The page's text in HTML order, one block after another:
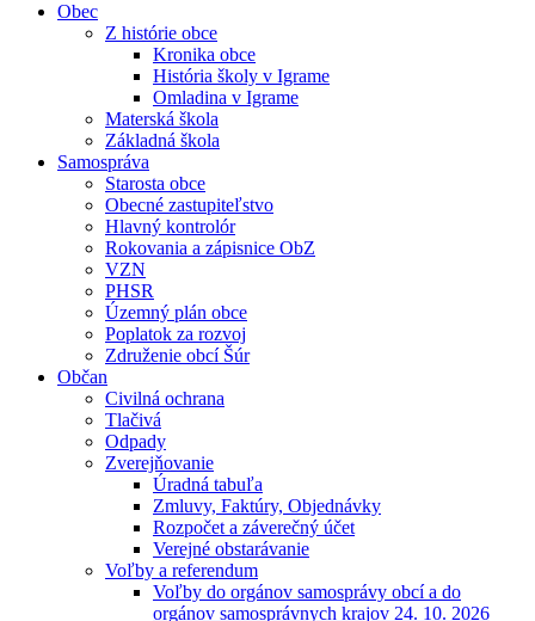
Obec
Z histórie obce
Kronika obce
História školy v Igrame
Omladina v Igrame
Materská škola
Základná škola
Samospráva
Starosta obce
Obecné zastupiteľstvo
Hlavný kontrolór
Rokovania a zápisnice ObZ
VZN
PHSR
Územný plán obce
Poplatok za rozvoj
Združenie obcí Šúr
Občan
Civilná ochrana
Tlačivá
Odpady
Zverejňovanie
Úradná tabuľa
Zmluvy, Faktúry, Objednávky
Rozpočet a záverečný účet
Verejné obstarávanie
Voľby a referendum
Voľby do orgánov samosprávy obcí a do
orgánov samosprávnych krajov 24. 10. 2026